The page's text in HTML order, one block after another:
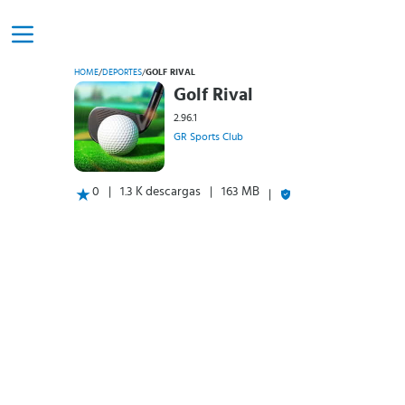
HOME/DEPORTES/GOLF RIVAL
Golf Rival
2.96.1
GR Sports Club
0 1.3 K descargas 163 MB